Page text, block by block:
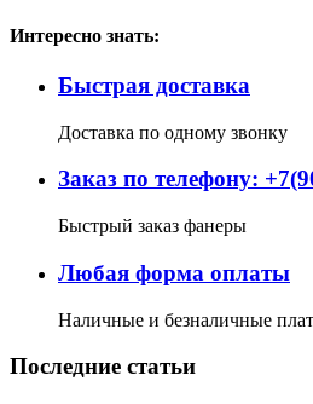
Интересно знать:
Быстрая доставка
Доставка по одному звонку
Заказ по телефону:
Быстрый заказ фанеры
Любая форма оплаты
Наличные и безналичные
Последние статьи